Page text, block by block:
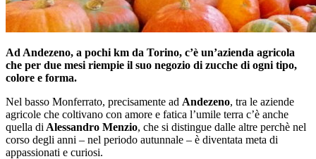
Ad Andezeno, a pochi km da Torino, c’è un’azienda agricola
che per due mesi riempie il suo negozio di zucche di ogni tipo,
colore e forma.
Nel basso Monferrato, precisamente ad Andezeno, tra le aziende
agricole che coltivano con amore e fatica l’umile terra c’è anche
quella di Alessandro Menzio, che si distingue dalle altre perchè nel
corso degli anni – nel periodo autunnale – è diventata meta di
appassionati e curiosi.